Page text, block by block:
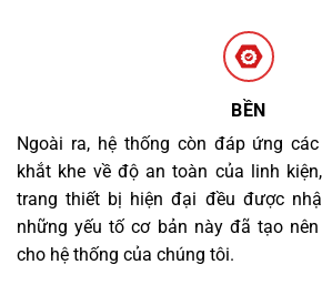
BỀN
Ngoài ra, hệ thống còn đáp ứng
khắt khe về độ an toàn của linh
trang thiết bị hiện đại đều được
những yếu tố cơ bản này đã tạo
cho hệ thống của chúng tôi.